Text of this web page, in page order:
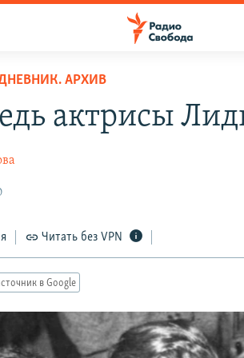
АРХИВ
актрисы
Читать без VPN
в Google